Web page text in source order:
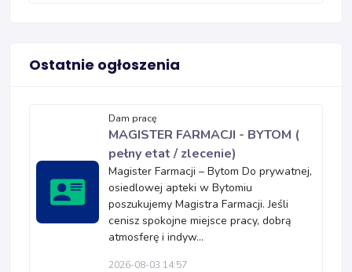
Ostatnie ogłoszenia
Dam pracę
MAGISTER FARMACJI - BYTOM (
pełny etat / zlecenie)
Magister Farmacji – Bytom Do prywatnej,
osiedlowej apteki w Bytomiu
poszukujemy Magistra Farmacji. Jeśli
cenisz spokojne miejsce pracy, dobrą
atmosferę i indyw...
2026-08-03 14:57